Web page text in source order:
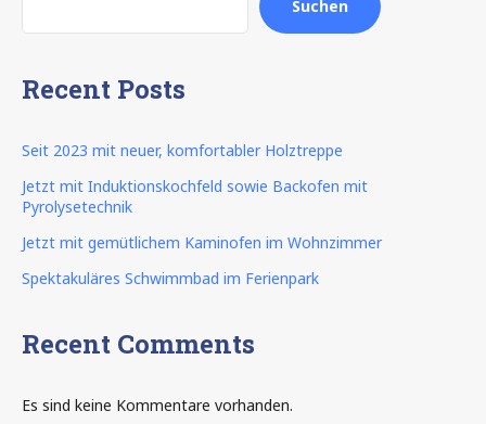
Suchen
Recent Posts
Seit 2023 mit neuer, komfortabler Holztreppe
Jetzt mit Induktionskochfeld sowie Backofen mit
Pyrolysetechnik
Jetzt mit gemütlichem Kaminofen im Wohnzimmer
Spektakuläres Schwimmbad im Ferienpark
Recent Comments
Es sind keine Kommentare vorhanden.